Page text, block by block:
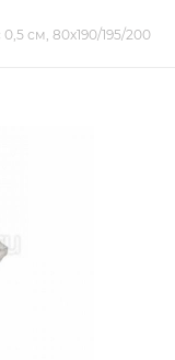
см, 80х190/195/200